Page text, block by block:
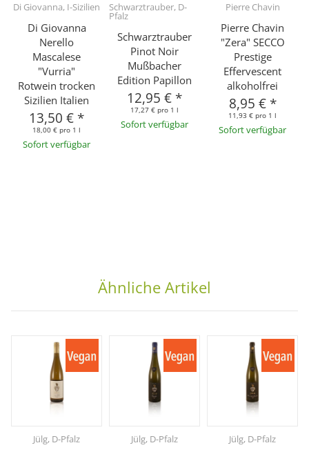
Di Giovanna, I-Sizilien
Di Giovanna
Nerello
Mascalese
"Vurria"
Rotwein trocken
Sizilien Italien
13,50 € *
18,00 € pro 1 l
Sofort verfügbar
Schwarztrauber, D-
Pfalz
Schwarztrauber
Pinot Noir
Mußbacher
Edition Papillon
12,95 € *
17,27 € pro 1 l
Sofort verfügbar
Pierre Chavin
Pierre Chavin
"Zera" SECCO
Prestige
Effervescent
alkoholfrei
8,95 € *
11,93 € pro 1 l
Sofort verfügbar
Ähnliche Artikel
Jülg, D-Pfalz Jülg, D-Pfalz Jülg, D-Pfalz